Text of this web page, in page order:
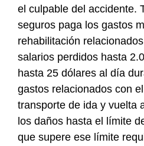
el culpable del accidente.
seguros paga los gastos
rehabilitación
salarios perdidos hasta
hasta 25 dólares al día
gastos relacionados con
transporte de ida y vuelta
los daños hasta el límite
que supere ese límite